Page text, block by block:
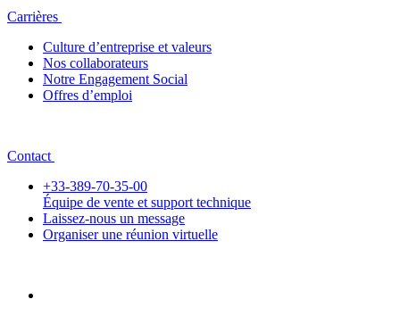
Carrières
Culture d’entreprise et valeurs
Nos collaborateurs
Notre Engagement Social
Offres d’emploi
Contact
+33-389-70-35-00
Équipe de vente et support technique
Laissez-nous un message
Organiser une réunion virtuelle